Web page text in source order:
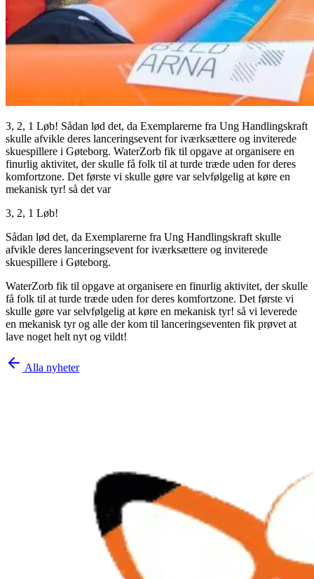
3, 2, 1 Løb! Sådan lød det, da Exemplarerne fra Ung Handlingskraft
skulle afvikle deres lanceringsevent for iværksættere og inviterede
skuespillere i Gøteborg. WaterZorb fik til opgave at organisere en
finurlig aktivitet, der skulle få folk til at turde træde uden for deres
komfortzone. Det første vi skulle gøre var selvfølgelig at køre en
mekanisk tyr! så det var
3, 2, 1 Løb!
Sådan lød det, da Exemplarerne fra Ung Handlingskraft skulle
afvikle deres lanceringsevent for iværksættere og inviterede
skuespillere i Gøteborg.
WaterZorb fik til opgave at organisere en finurlig aktivitet, der skulle
få folk til at turde træde uden for deres komfortzone. Det første vi
skulle gøre var selvfølgelig at køre en mekanisk tyr! så vi leverede
en mekanisk tyr og alle der kom til lanceringseventen fik prøvet at
lave noget helt nyt og vildt!
Alla nyheter